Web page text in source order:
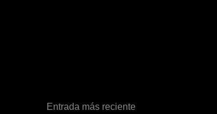
Entrada más reciente